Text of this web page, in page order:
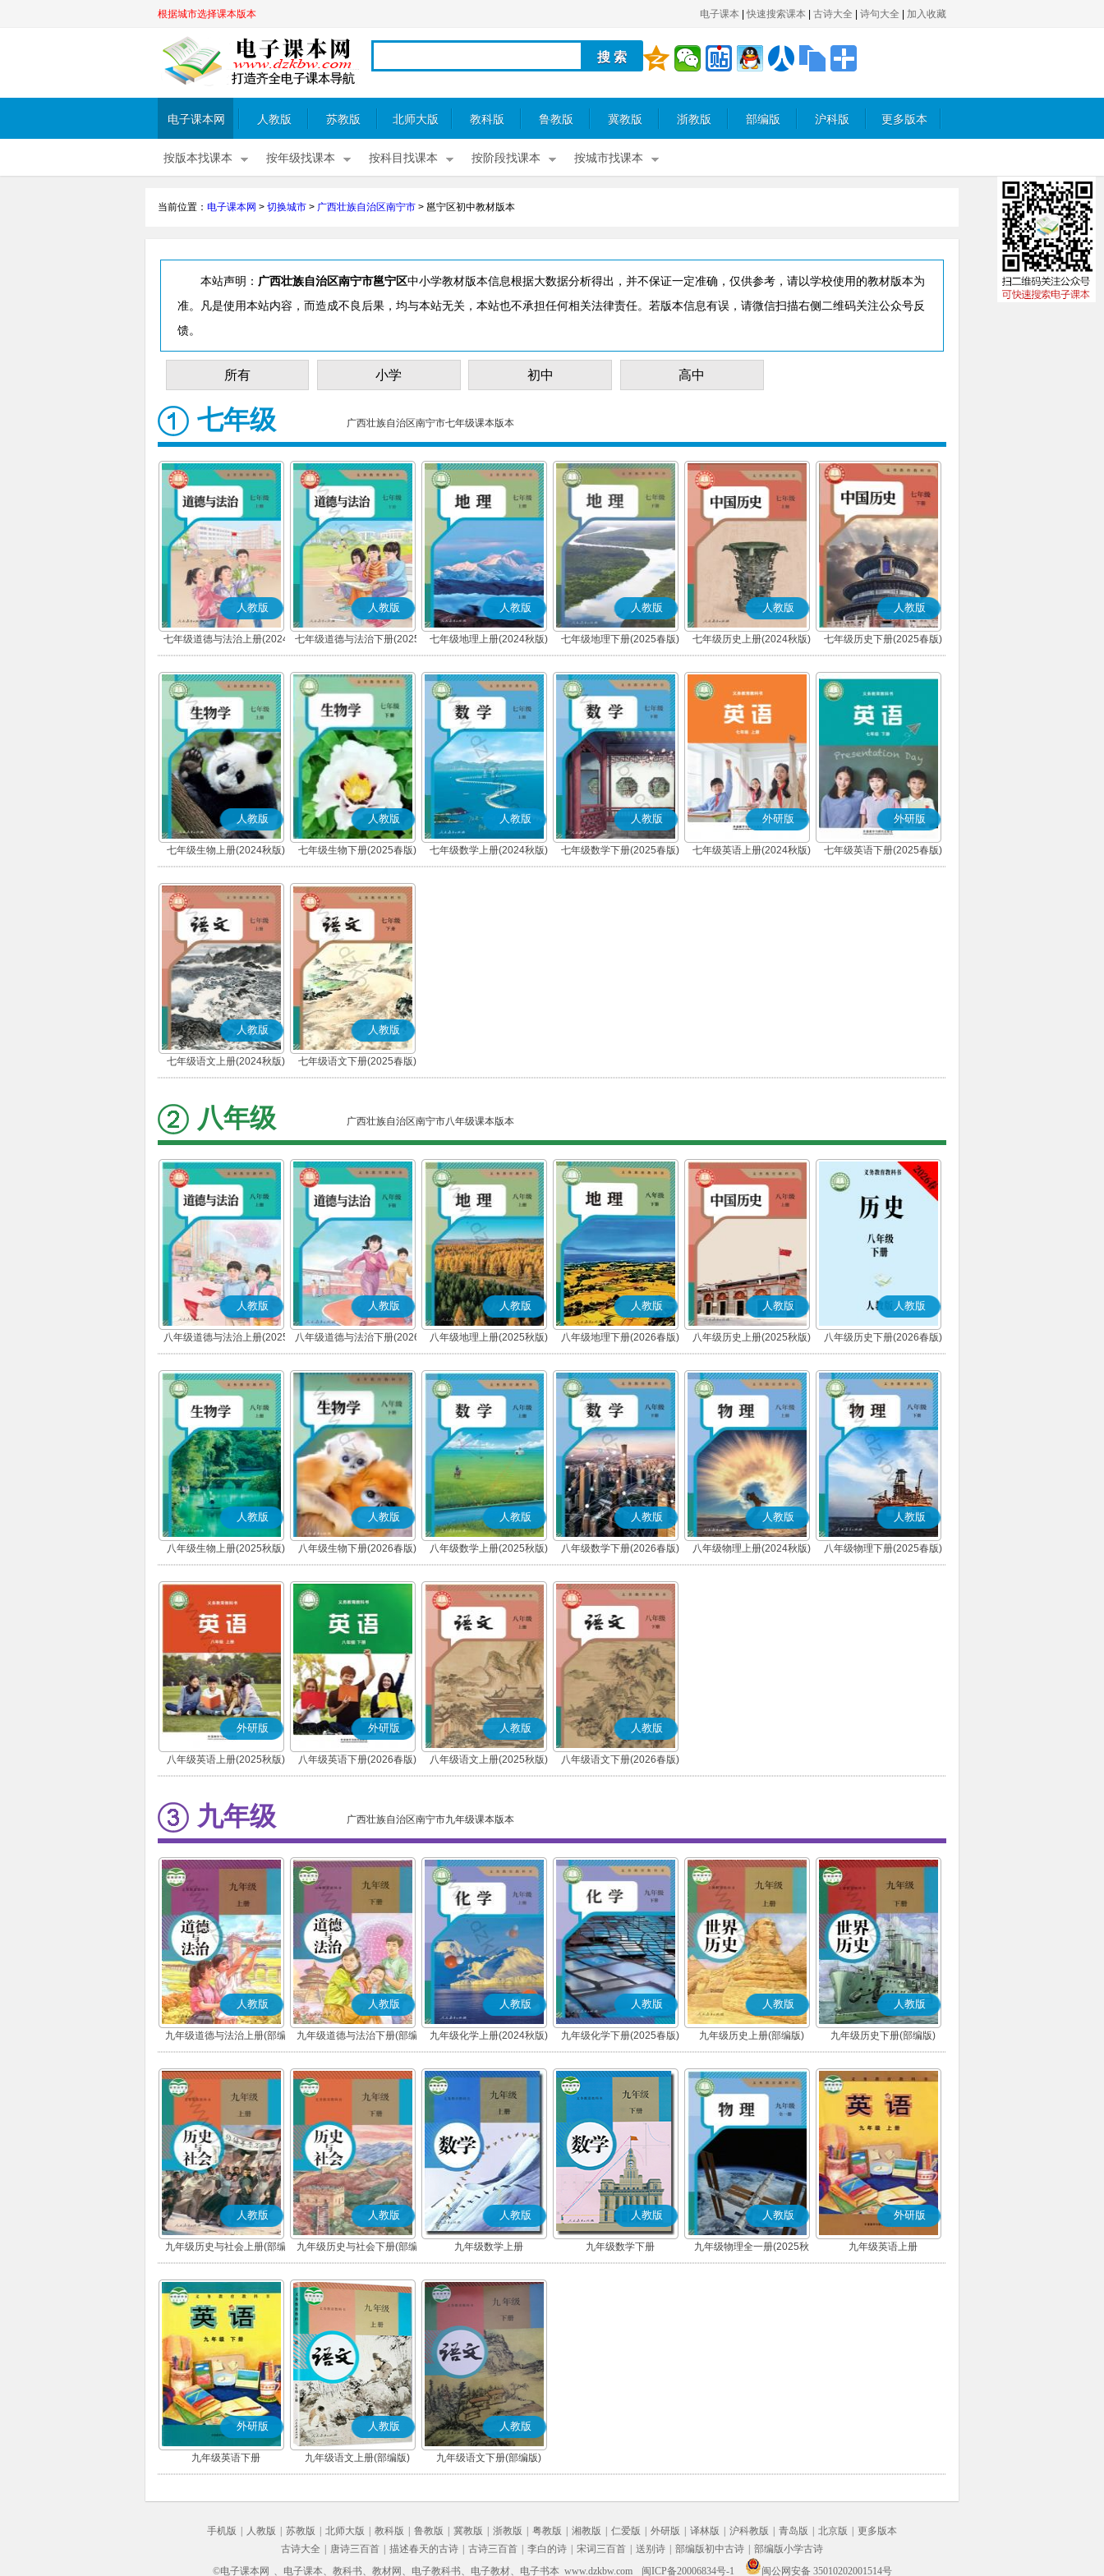
根据城市选择课本版本 电子课本 快速搜索课本 古诗大全 诗句大全 加入收藏
电子课本网 人教版 苏教版 北师大版 教科版 鲁教版 冀教版 浙教版 部编版 沪科版 更多版本
按版本找课本 按年级找课本 按科目找课本 按阶段找课本 按城市找课本
当前位置： 电子课本网 > 切换城市 > 广西壮族自治区南宁市 > 邕宁区初中教材版本
本站声明： 广西壮族自治区南宁市邕宁区中小学教材版本信息根据大数据分析得出，并不保证一定准确，仅供参考，请以学校使用的教材版本为
准。凡是使用本站内容，而造成不良后果，均与本站无关，本站也不承担任何相关法律责任。若版本信息有误，请微信扫描右侧二维码关注公众号反
馈。
所有 小学 初中 高中
七年级 广西壮族自治区南宁市七年级课本版本
人教版
七年级道德与法治上册(2024
秋版)(部编版)
人教版
七年级道德与法治下册(2025
春版)(部编版)
人教版
七年级地理上册(2024秋版)
人教版
七年级地理下册(2025春版)
人教版
七年级历史上册(2024秋版)
(部编版)
人教版
七年级历史下册(2025春版)
(部编版)
人教版
七年级生物上册(2024秋版)
人教版
七年级生物下册(2025春版)
人教版
七年级数学上册(2024秋版)
人教版
七年级数学下册(2025春版)
外研版
七年级英语上册(2024秋版)
外研版
七年级英语下册(2025春版)
人教版
七年级语文上册(2024秋版)
(部编版)
人教版
七年级语文下册(2025春版)
(部编版)
八年级 广西壮族自治区南宁市八年级课本版本
人教版
八年级道德与法治上册(2025
秋版)(部编版)
人教版
八年级道德与法治下册(2026
春版)(部编版)
人教版
八年级地理上册(2025秋版)
人教版
八年级地理下册(2026春版)
人教版
八年级历史上册(2025秋版)
(部编版)
人教版
八年级历史下册(2026春版)
(部编版)
人教版
八年级生物上册(2025秋版)
人教版
八年级生物下册(2026春版)
人教版
八年级数学上册(2025秋版)
人教版
八年级数学下册(2026春版)
人教版
八年级物理上册(2024秋版)
人教版
八年级物理下册(2025春版)
外研版
八年级英语上册(2025秋版)
外研版
八年级英语下册(2026春版)
人教版
八年级语文上册(2025秋版)
(部编版)
人教版
八年级语文下册(2026春版)
(部编版)
九年级 广西壮族自治区南宁市九年级课本版本
人教版
九年级道德与法治上册(部编
版)
人教版
九年级道德与法治下册(部编
版)
人教版
九年级化学上册(2024秋版)
人教版
九年级化学下册(2025春版)
人教版
九年级历史上册(部编版)
人教版
九年级历史下册(部编版)
人教版
九年级历史与社会上册(部编
版)
人教版
九年级历史与社会下册(部编
版)
人教版
九年级数学上册
人教版
九年级数学下册
人教版
九年级物理全一册(2025秋
版)
外研版
九年级英语上册
外研版
九年级英语下册
人教版
九年级语文上册(部编版)
人教版
九年级语文下册(部编版)
手机版 人教版 苏教版 北师大版 教科版 鲁教版 冀教版 浙教版 粤教版 湘教版 仁爱版 外研版 译林版 沪科教版 青岛版 北京版
更多版本
古诗大全
唐诗三百首 描述春天的古诗 古诗三百首 李白的诗 宋词三百首 送别诗 部编版初中古诗
部编版小学古诗
©电子课本网 、电子课本、教科书、教材网、电子教科书、电子教材、电子书本 www.dzkbw.com 闽ICP备20006834号-1 闽公网安备 35010202001514号